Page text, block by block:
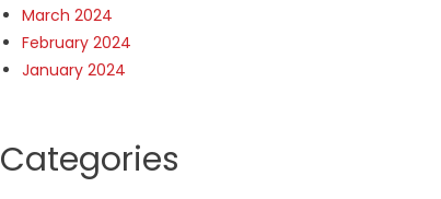
March 2024
February 2024
January 2024
Categories